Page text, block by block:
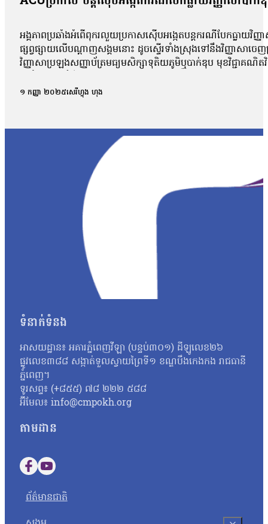
អង្គភាពប្រឆាំងអំពើពុករលួយប្រកាសស៊ើបអង្កេតបន្តករណីបែកធ្លាយវិ
ផ្សព្វផ្សាយលើបណ្ដាញសង្គមនោះ ដូចស្ទើរទាំងស្រុងទៅនឹងវិញ្ញាសាច
វិញ្ញាសាប្រឡងសញ្ញាប័ត្រមធ្យមសិក្សាទុតិយភូមិឬបាក់ឌុប មុខវិជ្ជាគណិត
ពេល នៅក្នុងគ្រុបតេឡេក្រាម ដែលបានបែកធ្លាយ។ តាមរយៈលិខិតចុះថ្
បង្ហោះព័ត៌មានដែលនិយាយថា ការបែកធ្លាយនូវវិញ្ញាសាគណិតវិទ្យា គឺជ
ក្របណ្ដាញសង្គមទាំងអស់ដើម្បីអាចប្រមូលភ័ស្តុតាងបានគ្រប់ជ្រុងជ្រ
វិញ្ញាសាដែលបានចេញប្រឡងពិតមែន ក៏ប៉ុន្តែគ្មានការបញ្ជាក់ណាមួយថ
ឃើញថា មានវិញ្ញាសាមួយចំនួនដែលបង្ហោះនៅលើបណ្ដាញសង្គមនោះគឺ
មកដល់ពេលនេះយើងនឹងព្យាយាមស្រាវជ្រាវបន្ថែមទៀត។ យើងក៏រង់
បែកធ្លាយវិញ្ញាសាប្រឡងនេះ មានលទ្ធភាពអាចកើតឡើងបានក្
កាលដែលអាចមានការបែកធ្លាយ យើងអាចគិតថា ក្នុងដំណាក់កាលនៃ
ក្រោយពេលប្រឡងតែម្ដង អ៊ីចឹងហើយបានជានៅក្នុងរបាយការណ៍យើង
របស់ អ.ប.ព.»។ ក៏ប៉ុន្តែលោក សយ ច័ន្ទវិចិត្រ អះអាងថារូបថតវិញ្ញ
វិច្ឆិកា អ្នកនាំពាក្យក្រសួងអប់រំ យុវជន និងកីឡា បានប្រាប់ថាក្រសួងអប់
នោះទេ។ អ្នកស្រីថា៖ «អ្វីដែលយើងរកឃើញបឋមហ្នឹងគឺមានន័យថា
បន្ថែមទៀតតាមរយៈធនធានដែលមាន ប៉ុន្តែរហូតមកដល់ពេលនេះមិនទ
នេះនឹងត្រូវទទួលទោសទណ្ឌទៅតាមវិធានដែលបានចែង។ ជុំវិញករណីន
ប្រឡងដែលបានខិតខំរៀនសូត្រអាចបាក់ទឹកចិត្ត។ តែយ៉ាងណា លោកសំណូ
ហើយហ្នឹង ខ្ញុំថាទោះយ៉ាងណាយើងត្រូវតែមានមទោនភាពចំពោះអ្វីដែល
ហើយបើថាឯកសារនោះមានការបែកធ្លាយមែន នោះក្រសួងគួរតែគិតថា
កម្ពុជាឯករាជ្យ អ្នកស្រី អ៊ុក ឆាយ៉ាវី ស្នើដល់ក្រសួងអប់រំ យុវជន និងកី
អ្នកស្រីថា៖ «ប្រសិនបើឃើញបែកធ្លាយវិញ្ញាសា ក្រសួងអប់រំក៏ដូចជាអង្
សូត្របានទេ គួរតែបញ្ជាក់វិញបញ្ជាក់ប្រាប់វិញថា អញ្ចេះអញ្ចោះវិញ
ប្រឡងសញ្ញាបត្រមធ្យមសិក្សាទុតិយភូមិ សម័យប្រឡង ២៨ សីហា ២០២
បេក្ខជនថ្នាក់វិទ្យាសាស្ត្រចំនួនជាង៤ម៉ឺននាក់ (៤០ ៦៧៨ នាក់) ស្ត្រី
១ កញ្ញា ២០២៥សេរីហ្វុង ហុង
ទំនាក់ទំនង
អាសយដ្ឋាន៖ អគារភ្នំពេញវីឡា (បន្ទប់៣០១) ដីឡូលេខ២៦
ផ្លូវលេខ៣៨៨ សង្កាត់ទួលស្វាយព្រៃទី១ ខណ្ឌបឹងកេងកង រាជធានី
ភ្នំពេញ។
ទូរសព្ទ៖ (+៨៥៥) ៧៨ ២២២ ៥៨៨
អ៊ីមែល៖ info@cmpokh.org
តាមដាន
Follow us on Facebook
Follow us on YouTube
ព័ត៌មានជាតិ